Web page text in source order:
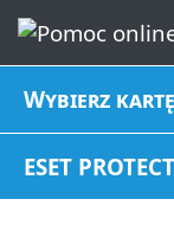
Wybierz kartę
ESET